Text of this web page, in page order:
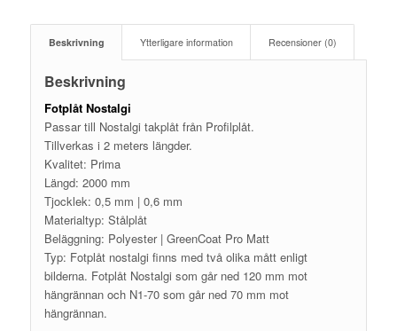
Beskrivning Ytterligare information Recensioner (0)
Beskrivning
Fotplåt Nostalgi
Passar till Nostalgi takplåt från Profilplåt.
Tillverkas i 2 meters längder.
Kvalitet: Prima
Längd: 2000 mm
Tjocklek: 0,5 mm | 0,6 mm
Materialtyp: Stålplåt
Beläggning: Polyester | GreenCoat Pro Matt
Typ: Fotplåt nostalgi finns med två olika mått enligt
bilderna. Fotplåt Nostalgi som går ned 120 mm mot
hängrännan och N1-70 som går ned 70 mm mot
hängrännan.